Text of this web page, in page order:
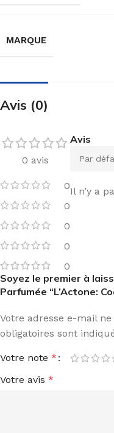
MARQUE
Avis (0)
0 avis
0
0
0
0
0
Avis
Il n’y a
Soyez le premier à
Parfumée “L’Actone:
Votre adresse e-mail
obligatoires sont
Votre note *
Votre avis *